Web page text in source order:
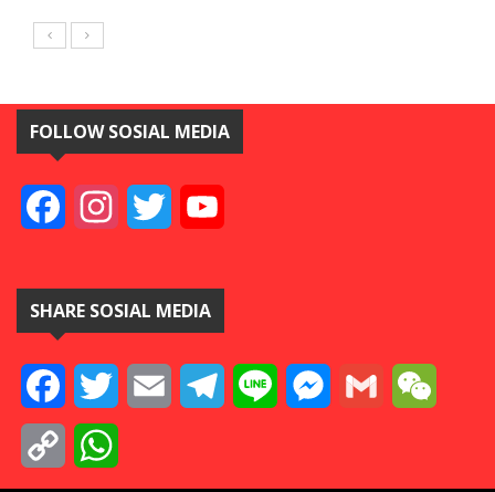
FOLLOW SOSIAL MEDIA
FacebookInstagramTwitter
SHARE SOSIAL MEDIA
FacebookTwitter Email TelegramLine Messenger
Gmail
Copy